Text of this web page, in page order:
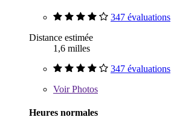
347 évaluations
Distance estimée
1,6 milles
347 évaluations
VoirPhotos
Heures normales